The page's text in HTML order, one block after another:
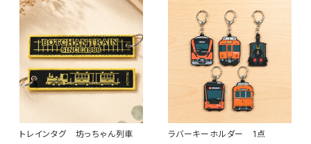
トレインタグ 坊っちゃん列車 ラバーキーホルダー 1点